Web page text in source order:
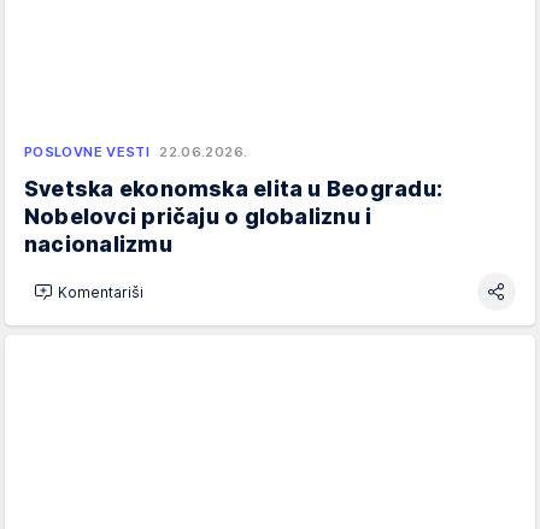
POSLOVNE VESTI 22.06.2026.
Svetska ekonomska elita u Beogradu:
Nobelovci pričaju o globaliznu i
nacionalizmu
Komentariši